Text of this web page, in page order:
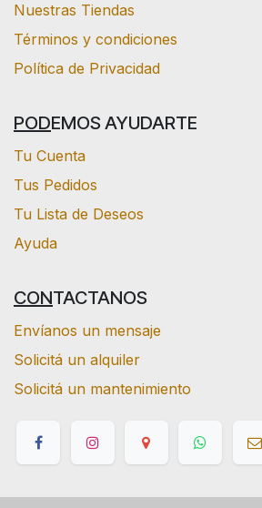
Nuestras Tiendas
Términos y condiciones
Política de Privacidad
PODEMOS AYUDARTE
Tu Cuenta
Tus Pedidos
Tu Lista de Deseos
Ayuda
CONTACTANOS
Envíanos un mensaje
Solicitá un alquiler
Solicitá un mantenimiento